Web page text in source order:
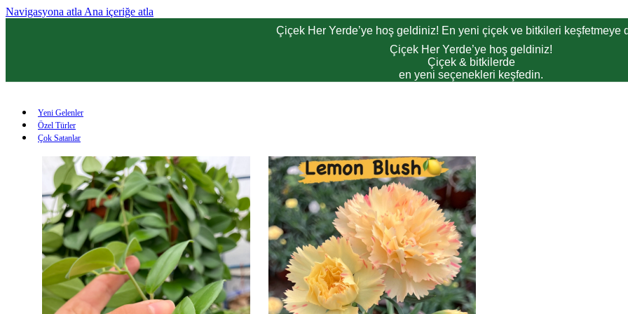
Navigasyona atla Ana içeriğe atla
Çiçek Her Yerde’ye hoş geldiniz! En yeni çiçek ve bitkileri keşfetmeye
Çiçek Her Yerde’ye hoş geldiniz!
Çiçek & bitkilerde
en yeni seçenekleri keşfedin.
Yeni Gelenler
Özel Türler
Çok Satanlar